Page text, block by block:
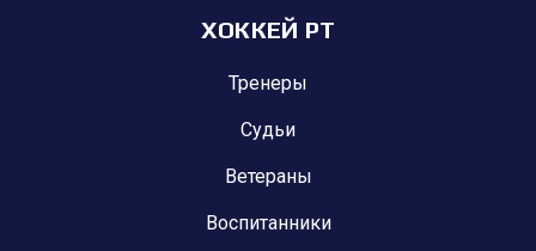
ХОККЕЙ РТ
Тренеры
Судьи
Ветераны
Воспитанники